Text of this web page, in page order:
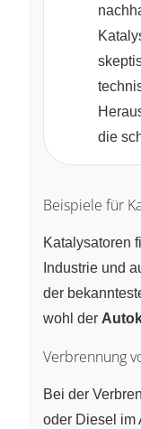
die
Beispiele für
Katalysatoren
Industrie und
der
wohl der
Verbrennung
Bei der
oder Diesel im